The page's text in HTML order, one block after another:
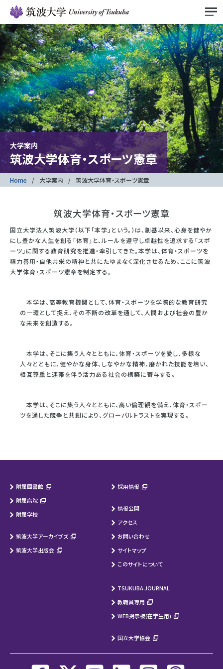
大学案内
筑波大学体育・スポーツ憲章
Home 大学案内 筑波大学体育・スポーツ憲章
筑波大学体育・スポーツ憲章
国立大学法人筑波大学（以下「本学」という。）は、創基以来、心身を健やか
にし豊かな人生を創る「体育」と、ルールを遵守し卓越性を追求する「スポ
ーツ」に関する教育研究を推進・牽引してきた。本学は、体育・スポーツを
精力善用・自他共栄の精神と共にたゆまなく深化させるため、ここに筑波
大学体育・スポーツ憲章を制定する。
本学は、高等教育機関として、体育・スポーツを学際的な教育研究
の一環として捉え、その不断の改革を通して、人間および社会の豊か
な未来を創造する。
本学は、そこに集う人々とともに、体育・スポーツを愛し、多様な
人々とともに、健やかな身体、しなやかな精神、磨かれた技能を培い、
相互尊重と連帯を伴う活力ある社会の構築に寄与する。
本学は、そこに集う人々とともに、高い倫理観を備え、体育・スポー
ツを通した競争と共創により、グローバルトラストを実現する。
附属図書館
附属病院
附属学校
筑波大学アーカイブズ
筑波大学出版会
採用情報
情報公開
アクセス
お問い合わせ
サイトマップ
このサイトについて
TSUKUBA JOURNAL
教職員専用
WEB掲示板(在学生用)
国立大学協会